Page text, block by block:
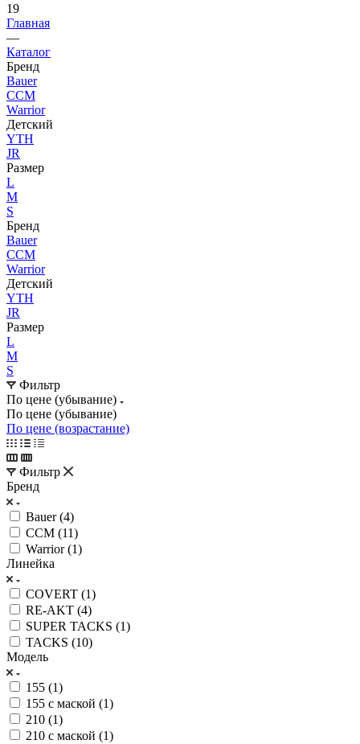
19
Главная
—
Каталог
Бренд
Bauer
CCM
Warrior
Детский
YTH
JR
Размер
L
M
S
Бренд
Bauer
CCM
Warrior
Детский
YTH
JR
Размер
L
M
S
Фильтр
По цене (убывание)
По цене (убывание)
По цене (возрастание)
Фильтр
Бренд
Bauer (4)
CCM (11)
Warrior (1)
Линейка
COVERT (1)
RE-AKT (4)
SUPER TACKS (1)
TACKS (10)
Модель
155 (1)
155 с маской (1)
210 (1)
210 с маской (1)